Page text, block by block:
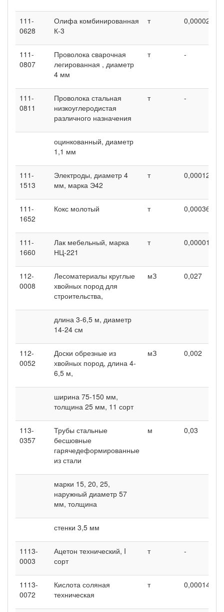
111-
0628
Олифа комбинированная
К-3
т 0,00002
111-
0807
Проволока сварочная
легированная , диаметр
4 мм
т -
111-
0811
Проволока стальная
низкоуглеродистая
различного назначения
т -
оцинкованный, диаметр
1,1 мм
111-
1513
Электроды, диаметр 4
мм, марка Э42
т 0,00012
111-
1652
Кокс молотый т 0,00036
111-
1660
Лак мебельный, марка
НЦ-221
т 0,00001
112-
0008
Лесоматериалы круглые
хвойных пород для
строительства,
мЗ 0,027
длина 3-6,5 м, диаметр
14-24 см
112-
0052
Доски обрезные из
хвойных пород, длина 4-
6,5 м,
мЗ 0,002
ширина 75-150 мм,
толщина 25 мм, 11 сорт
113-
0357
Трубы стальные
бесшовные
гарячедеформированные
из стали
м 0,03
марки 15, 20, 25,
наружный диаметр 57
мм, толщина
стенки 3,5 мм
1113-
0003
Ацетон технический, I
сорт
т -
1113-
0072
Кислота соляная
техническая
т 0,00014